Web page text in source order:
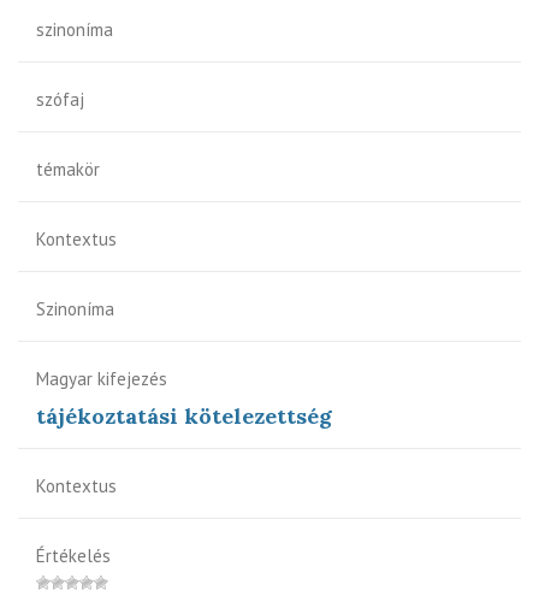
szinoníma
szófaj
témakör
Kontextus
Szinoníma
Magyar kifejezés
tájékoztatási kötelezettség
Kontextus
Értékelés